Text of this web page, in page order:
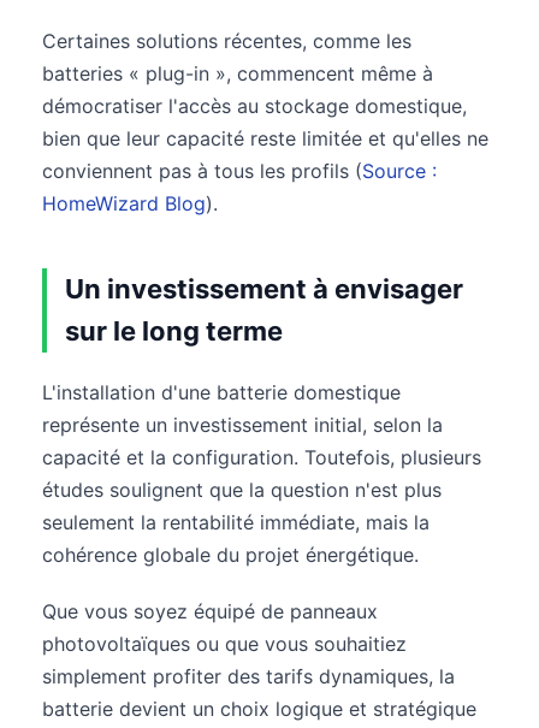
Certaines solutions récentes, comme les
batteries « plug-in », commencent même à
démocratiser l'accès au stockage domestique,
bien que leur capacité reste limitée et qu'elles ne
conviennent pas à tous les profils (Source :
HomeWizard Blog).
Un investissement à envisager
sur le long terme
L'installation d'une batterie domestique
représente un investissement initial, selon la
capacité et la configuration. Toutefois, plusieurs
études soulignent que la question n'est plus
seulement la rentabilité immédiate, mais la
cohérence globale du projet énergétique.
Que vous soyez équipé de panneaux
photovoltaïques ou que vous souhaitiez
simplement profiter des tarifs dynamiques, la
batterie devient un choix logique et stratégique